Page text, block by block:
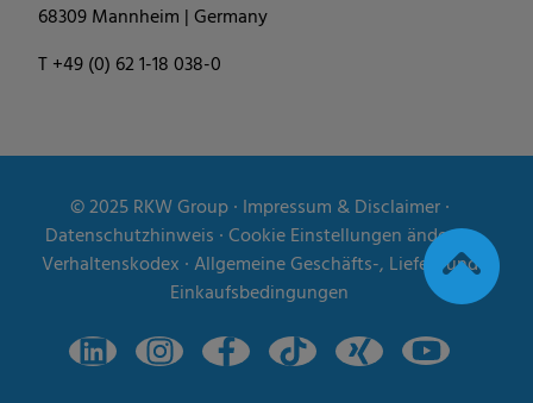
68309 Mannheim | Germany
T +49 (0) 62 1-18 038-0
© 2025RKW Group∙ Impressum & Disclaimer∙
Datenschutzhinweis ∙Cookie Einstellungen ändern∙
Verhaltenskodex ∙Allgemeine Geschäfts-, Liefer- und
Einkaufsbedingungen